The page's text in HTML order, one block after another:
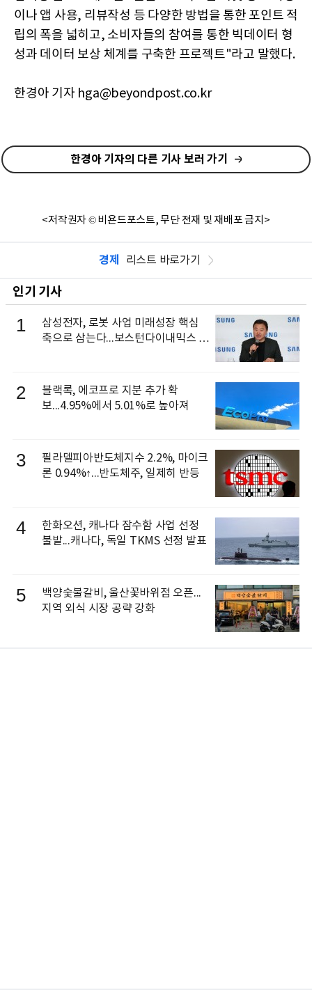
이나 앱 사용, 리뷰작성 등 다양한 방법을 통한 포인트 적
립의 폭을 넓히고, 소비자들의 참여를 통한 빅데이터 형
성과 데이터 보상 체계를 구축한 프로젝트"라고 말했다.
한경아 기자 hga@beyondpost.co.kr
한경아 기자의 다른 기사 보러 가기
<저작권자 © 비욘드포스트, 무단 전재 및 재배포 금지>
경제 리스트 바로가기
인기 기사
1
삼성전자, 로봇 사업 미래성장 핵심
축으로 삼는다...보스턴다이내믹스 출
2
블랙록, 에코프로 지분 추가 확
보...4.95%에서 5.01%로 높아져
3
필라델피아반도체지수 2.2%, 마이크
론 0.94%↑...반도체주, 일제히 반등
4
한화오션, 캐나다 잠수함 사업 선정
불발...캐나다, 독일 TKMS 선정 발표
5
백양숯불갈비, 울산꽃바위점 오픈...
지역 외식 시장 공략 강화